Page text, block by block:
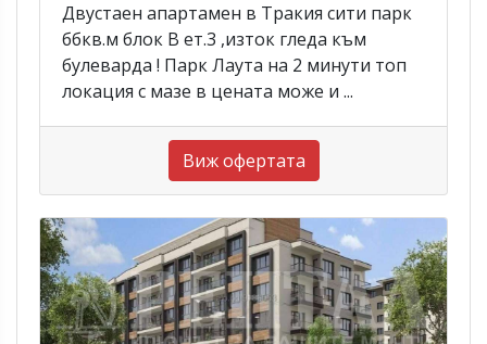
Двустаен апартамен в Тракия сити парк
ббкв.м блок В ет.3 ,изток гледа към
булеварда ! Парк Лаута на 2 минути топ
локация с мазе в цената може и ...
Виж офертата